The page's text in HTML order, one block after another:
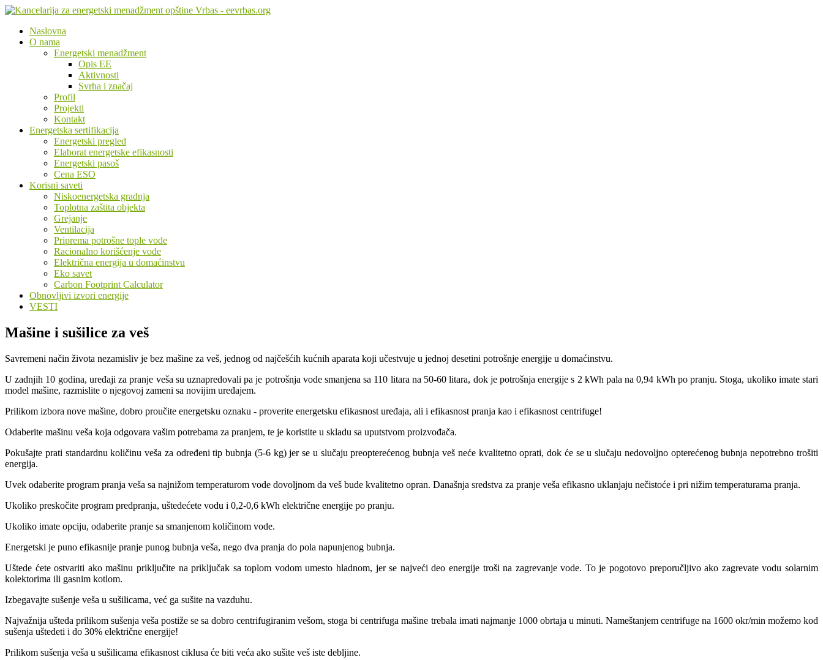
Naslovna
O nama
Energetski menadžment
Opis EE
Aktivnosti
Svrha i značaj
Profil
Projekti
Kontakt
Energetska sertifikacija
Energetski pregled
Elaborat energetske efikasnosti
Energetski pasoš
Cena ESO
Korisni saveti
Niskoenergetska gradnja
Toplotna zaštita objekta
Grejanje
Ventilacija
Priprema potrošne tople vode
Racionalno korišćenje vode
Električna energija u domaćinstvu
Eko savet
Carbon Footprint Calculator
Obnovljivi izvori energije
VESTI
Mašine i sušilice za veš
Savremeni način života nezamisliv je bez mašine za veš, jednog od najčešćih kućnih aparata koji učestvuje u jednoj desetini potrošnje energije u domaćinstvu.
U zadnjih 10 godina, uređaji za pranje veša su uznapredovali pa je potrošnja vode smanjena sa 110 litara na 50-60 litara, dok je potrošnja energije s 2 kWh pala na 0,94 kWh po pranju. Stoga, ukoliko imate stari
model mašine, razmislite o njegovoj zameni sa novijim uređajem.
Prilikom izbora nove mašine, dobro proučite energetsku oznaku - proverite energetsku efikasnost uređaja, ali i efikasnost pranja kao i efikasnost centrifuge!
Odaberite mašinu veša koja odgovara vašim potrebama za pranjem, te je koristite u skladu sa uputstvom proizvođača.
Pokušajte prati standardnu količinu veša za određeni tip bubnja (5-6 kg) jer se u slučaju preopterećenog bubnja veš neće kvalitetno oprati, dok će se u slučaju nedovoljno opterećenog bubnja nepotrebno trošiti
energija.
Uvek odaberite program pranja veša sa najnižom temperaturom vode dovoljnom da veš bude kvalitetno opran. Današnja sredstva za pranje veša efikasno uklanjaju nečistoće i pri nižim temperaturama pranja.
Ukoliko preskočite program predpranja, uštedećete vodu i 0,2-0,6 kWh električne energije po pranju.
Ukoliko imate opciju, odaberite pranje sa smanjenom količinom vode.
Energetski je puno efikasnije pranje punog bubnja veša, nego dva pranja do pola napunjenog bubnja.
Uštede ćete ostvariti ako mašinu priključite na priključak sa toplom vodom umesto hladnom, jer se najveći deo energije troši na zagrevanje vode. To je pogotovo preporučljivo ako zagrevate vodu solarnim
kolektorima ili gasnim kotlom.
Izbegavajte sušenje veša u sušilicama, već ga sušite na vazduhu.
Najvažnija ušteda prilikom sušenja veša postiže se sa dobro centrifugiranim vešom, stoga bi centrifuga mašine trebala imati najmanje 1000 obrtaja u minuti. Nameštanjem centrifuge na 1600 okr/min možemo kod
sušenja uštedeti i do 30% električne energije!
Prilikom sušenja veša u sušilicama efikasnost ciklusa će biti veća ako sušite veš iste debljine.